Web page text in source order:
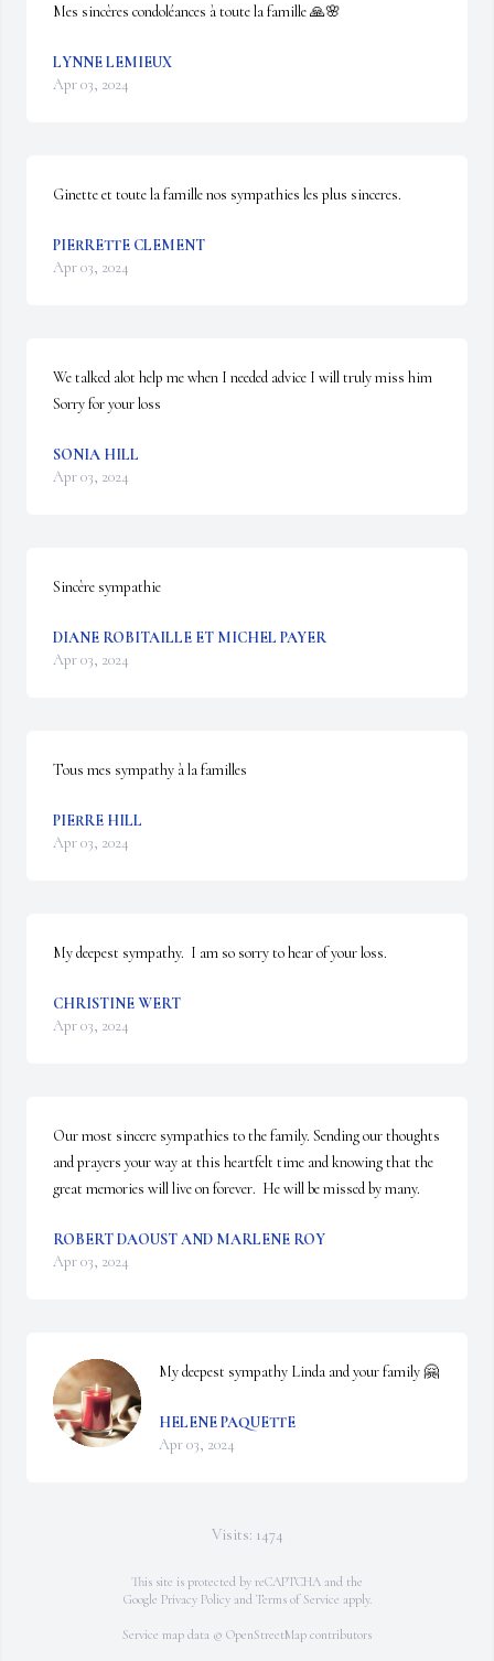
Mes sincères condoléances à toute la famille 🙏🌸
LYNNE LEMIEUX
Apr 03, 2024
Ginette et toute la famille nos sympathies les plus sinceres.
PIERRETTE CLEMENT
Apr 03, 2024
We talked alot help me when I needed advice I will truly miss him
Sorry for your loss
SONIA HILL
Apr 03, 2024
Sincère sympathie
DIANE ROBITAILLE ET MICHEL PAYER
Apr 03, 2024
Tous mes sympathy à la familles
PIERRE HILL
Apr 03, 2024
My deepest sympathy.  I am so sorry to hear of your loss.
CHRISTINE WERT
Apr 03, 2024
Our most sincere sympathies to the family. Sending our thoughts
and prayers your way at this heartfelt time and knowing that the
great memories will live on forever.  He will be missed by many.
ROBERT DAOUST AND MARLENE ROY
Apr 03, 2024
My deepest sympathy Linda and your family 🤗
HELENE PAQUETTE
Apr 03, 2024
Visits: 1474
This site is protected by reCAPTCHA and the
Google Privacy Policyand Terms of Service apply.
Service map data © OpenStreetMap contributors